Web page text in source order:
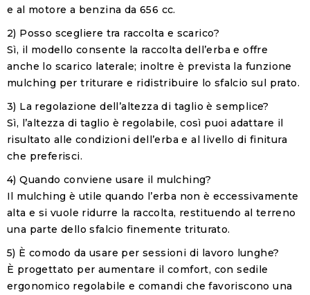
e al motore a benzina da 656 cc.
2) Posso scegliere tra raccolta e scarico?
Sì, il modello consente la raccolta dell’erba e offre
anche lo scarico laterale; inoltre è prevista la funzione
mulching per triturare e ridistribuire lo sfalcio sul prato.
3) La regolazione dell’altezza di taglio è semplice?
Sì, l’altezza di taglio è regolabile, così puoi adattare il
risultato alle condizioni dell’erba e al livello di finitura
che preferisci.
4) Quando conviene usare il mulching?
Il mulching è utile quando l’erba non è eccessivamente
alta e si vuole ridurre la raccolta, restituendo al terreno
una parte dello sfalcio finemente triturato.
5) È comodo da usare per sessioni di lavoro lunghe?
È progettato per aumentare il comfort, con sedile
ergonomico regolabile e comandi che favoriscono una